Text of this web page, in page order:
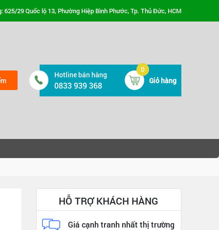
625/29 Quốc lộ 13, Phường Hiệp Bình Phước, Tp. Thủ Đức, HCM
Hotline bán hàng
0833 939 368 Giỏ hàng
0
HỖ TRỢ KHÁCH HÀNG
Giá cạnh tranh nhất thị trường